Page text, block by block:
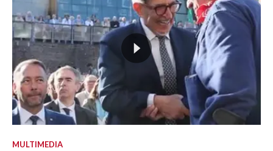
MULTIMEDIA